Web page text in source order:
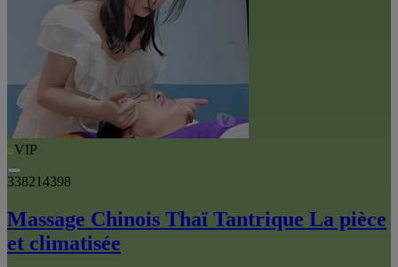
VIP
338214398
Massage Chinois Thaï Tantrique La pièce
et climatisée